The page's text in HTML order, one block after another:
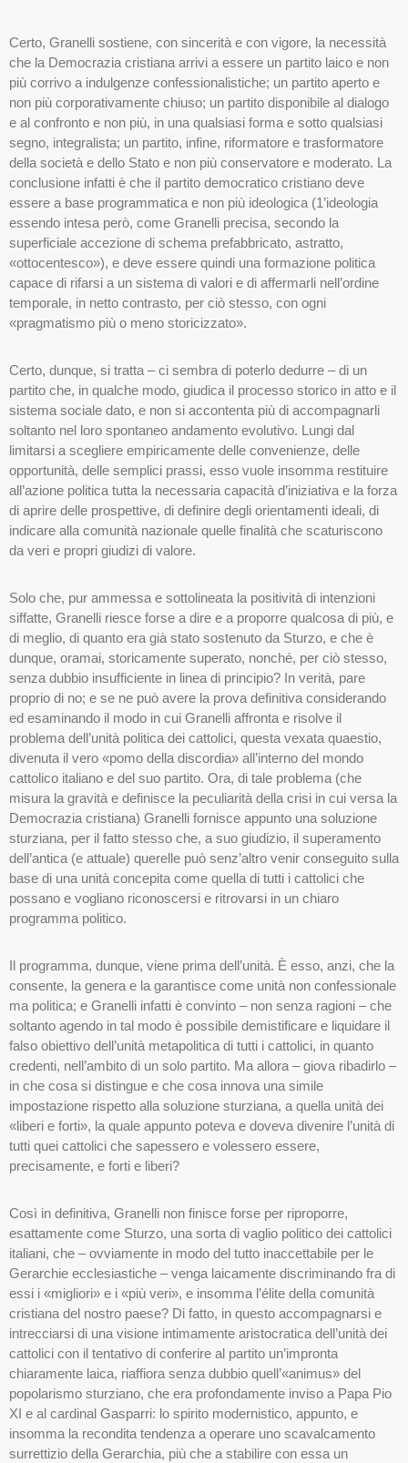
Certo, Granelli sostiene, con sincerità e con vigore, la necessità
che la Democrazia cristiana arrivi a essere un partito laico e non
più corrivo a indulgenze confessionalistiche; un partito aperto e
non più corporativamente chiuso; un partito disponibile al dialogo
e al confronto e non più, in una qualsiasi forma e sotto qualsiasi
segno, integralista; un partito, infine, riformatore e trasformatore
della società e dello Stato e non più conservatore e moderato. La
conclusione infatti è che il partito democratico cristiano deve
essere a base programmatica e non più ideologica (1’ideologia
essendo intesa però, come Granelli precisa, secondo la
superficiale accezione di schema prefabbricato, astratto,
«ottocentesco»), e deve essere quindi una formazione politica
capace di rifarsi a un sistema di valori e di affermarli nell’ordine
temporale, in netto contrasto, per ciò stesso, con ogni
«pragmatismo più o meno storicizzato».
Certo, dunque, si tratta – ci sembra di poterlo dedurre – di un
partito che, in qualche modo, giudica il processo storico in atto e il
sistema sociale dato, e non si accontenta più di accompagnarli
soltanto nel loro spontaneo andamento evolutivo. Lungi dal
limitarsi a scegliere empiricamente delle convenienze, delle
opportunità, delle semplici prassi, esso vuole insomma restituire
all’azione politica tutta la necessaria capacità d’iniziativa e la forza
di aprire delle prospettive, di definire degli orientamenti ideali, di
indicare alla comunità nazionale quelle finalità che scaturiscono
da veri e propri giudizi di valore.
Solo che, pur ammessa e sottolineata la positività di intenzioni
siffatte, Granelli riesce forse a dire e a proporre qualcosa di più, e
di meglio, di quanto era già stato sostenuto da Sturzo, e che è
dunque, oramai, storicamente superato, nonché, per ciò stesso,
senza dubbio insufficiente in linea di principio? In verità, pare
proprio di no; e se ne può avere la prova definitiva considerando
ed esaminando il modo in cui Granelli affronta e risolve il
problema dell’unità politica dei cattolici, questa vexata quaestio,
divenuta il vero «pomo della discordia» all’interno del mondo
cattolico italiano e del suo partito. Ora, di tale problema (che
misura la gravità e definisce la peculiarità della crisi in cui versa la
Democrazia cristiana) Granelli fornisce appunto una soluzione
sturziana, per il fatto stesso che, a suo giudizio, il superamento
dell’antica (e attuale) querelle può senz’altro venir conseguito sulla
base di una unità concepita come quella di tutti i cattolici che
possano e vogliano riconoscersi e ritrovarsi in un chiaro
programma politico.
Il programma, dunque, viene prima dell’unità. È esso, anzi, che la
consente, la genera e la garantisce come unità non confessionale
ma politica; e Granelli infatti è convinto – non senza ragioni – che
soltanto agendo in tal modo è possibile demistificare e liquidare il
falso obiettivo dell’unità metapolitica di tutti i cattolici, in quanto
credenti, nell’ambito di un solo partito. Ma allora – giova ribadirlo –
in che cosa si distingue e che cosa innova una simile
impostazione rispetto alla soluzione sturziana, a quella unità dei
«liberi e forti», la quale appunto poteva e doveva divenire l’unità di
tutti quei cattolici che sapessero e volessero essere,
precisamente, e forti e liberi?
Così in definitiva, Granelli non finisce forse per riproporre,
esattamente come Sturzo, una sorta di vaglio politico dei cattolici
italiani, che – ovviamente in modo del tutto inaccettabile per le
Gerarchie ecclesiastiche – venga laicamente discriminando fra di
essi i «migliori» e i «più veri», e insomma l’élite della comunità
cristiana del nostro paese? Di fatto, in questo accompagnarsi e
intrecciarsi di una visione intimamente aristocratica dell’unità dei
cattolici con il tentativo di conferire al partito un’impronta
chiaramente laica, riaffiora senza dubbio quell’«animus» del
popolarismo sturziano, che era profondamente inviso a Papa Pio
XI e al cardinal Gasparri: lo spirito modernistico, appunto, e
insomma la recondita tendenza a operare uno scavalcamento
surrettizio della Gerarchia, più che a stabilire con essa un